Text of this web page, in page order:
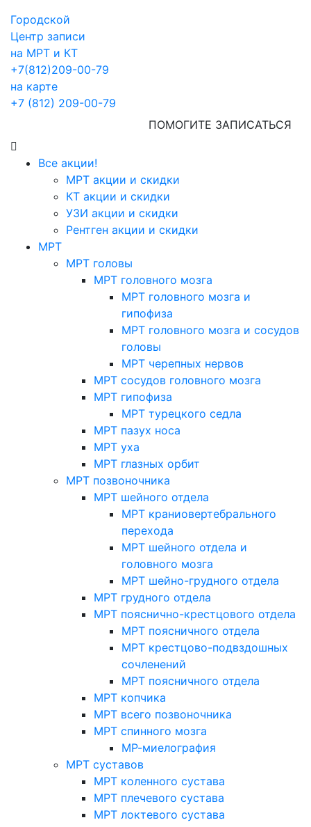
Городской
Центр записи
на МРТ и КТ
+7(812)209-00-79
на карте
+7 (812) 209-00-79
ПОМОГИТЕ ЗАПИСАТЬСЯ
Все акции!
МРТ акции и скидки
КТ акции и скидки
УЗИ акции и скидки
Рентген акции и скидки
МРТ
МРТ головы
МРТ головного мозга
МРТ головного мозга и
гипофиза
МРТ головного мозга и сосудов
головы
МРТ черепных нервов
МРТ сосудов головного мозга
МРТ гипофиза
МРТ турецкого седла
МРТ пазух носа
МРТ уха
МРТ глазных орбит
МРТ позвоночника
МРТ шейного отдела
МРТ краниовертебрального
перехода
МРТ шейного отдела и
головного мозга
МРТ шейно-грудного отдела
МРТ грудного отдела
МРТ пояснично-крестцового отдела
МРТ поясничного отдела
МРТ крестцово-подвздошных
сочленений
МРТ поясничного отдела
МРТ копчика
МРТ всего позвоночника
МРТ спинного мозга
МР-миелография
МРТ суставов
МРТ коленного сустава
МРТ плечевого сустава
МРТ локтевого сустава